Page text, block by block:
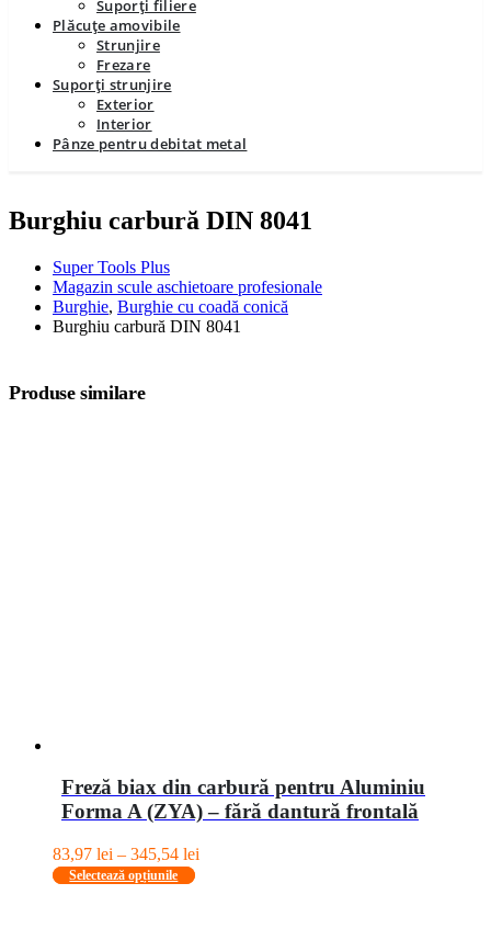
Suporți filiere
Plăcuțe amovibile
Strunjire
Frezare
Suporți strunjire
Exterior
Interior
Pânze pentru debitat metal
Burghiu carbură DIN 8041
Super Tools Plus
Magazin scule aschietoare profesionale
Burghie, Burghie cu coadă conică
Burghiu carbură DIN 8041
Produse similare
Freză biax din carbură pentru Aluminiu
Forma A (ZYA) – fără dantură frontală
83,97 lei – 345,54 lei
Selectează opțiunile
Acest